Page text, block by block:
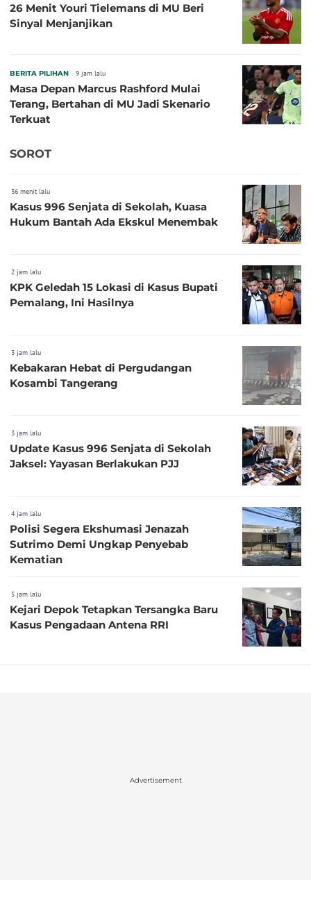
26 Menit Youri Tielemans di MU Beri
Sinyal Menjanjikan
BERITA PILIHAN 9 jam lalu
Masa Depan Marcus Rashford Mulai
Terang, Bertahan di MU Jadi Skenario
Terkuat
SOROT
36 menit lalu
Kasus 996 Senjata di Sekolah, Kuasa
Hukum Bantah Ada Ekskul Menembak
2 jam lalu
KPK Geledah 15 Lokasi di Kasus Bupati
Pemalang, Ini Hasilnya
3 jam lalu
Kebakaran Hebat di Pergudangan
Kosambi Tangerang
3 jam lalu
Update Kasus 996 Senjata di Sekolah
Jaksel: Yayasan Berlakukan PJJ
4 jam lalu
Polisi Segera Ekshumasi Jenazah
Sutrimo Demi Ungkap Penyebab
Kematian
5 jam lalu
Kejari Depok Tetapkan Tersangka Baru
Kasus Pengadaan Antena RRI
Advertisement